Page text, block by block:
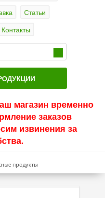
Статьи
Контакты
магазин временно
заказов
извинения за
продукты